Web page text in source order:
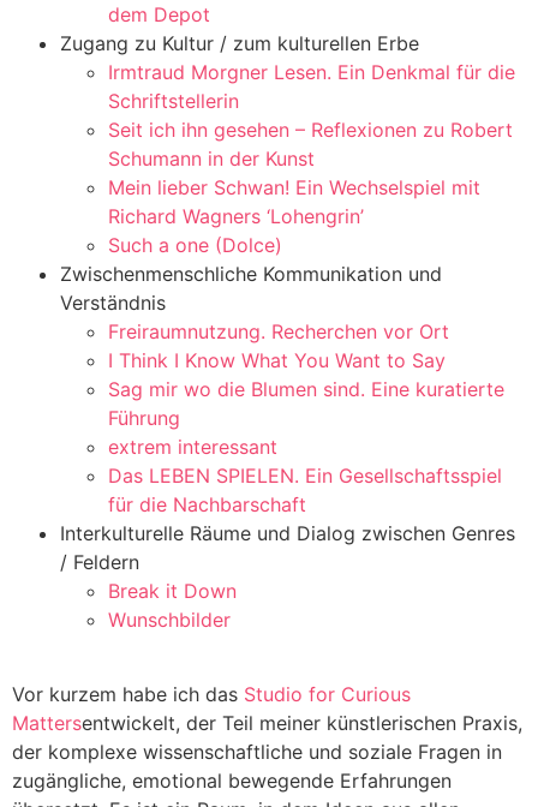
dem Depot
Zugang zu Kultur / zum kulturellen Erbe
Irmtraud Morgner Lesen. Ein Denkmal für die
Schriftstellerin
Seit ich ihn gesehen – Reflexionen zu Robert
Schumann in der Kunst
Mein lieber Schwan! Ein Wechselspiel mit
Richard Wagners ‘Lohengrin’
Such a one (Dolce)
Zwischenmenschliche Kommunikation und
Verständnis
Freiraumnutzung. Recherchen vor Ort
I Think I Know What You Want to Say
Sag mir wo die Blumen sind. Eine kuratierte
Führung
extrem interessant
Das LEBEN SPIELEN. Ein Gesellschaftsspiel
für die Nachbarschaft
Interkulturelle Räume und Dialog zwischen Genres
/ Feldern
Break it Down
Wunschbilder
Vor kurzem habe ich das Studio for Curious
Mattersentwickelt, der Teil meiner künstlerischen Praxis,
der komplexe wissenschaftliche und soziale Fragen in
zugängliche, emotional bewegende Erfahrungen